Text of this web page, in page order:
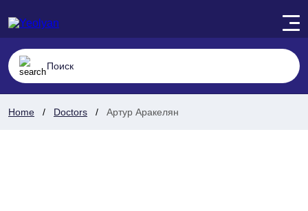
Home Doctors Артур Аракелян